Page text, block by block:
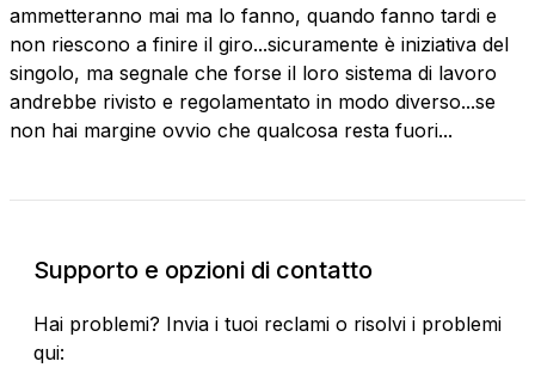
ammetteranno mai ma lo fanno, quando fanno tardi e
non riescono a finire il giro...sicuramente è iniziativa del
singolo, ma segnale che forse il loro sistema di lavoro
andrebbe rivisto e regolamentato in modo diverso...se
non hai margine ovvio che qualcosa resta fuori...
Supporto e opzioni di contatto
Hai problemi? Invia i tuoi reclami o risolvi i problemi
qui: